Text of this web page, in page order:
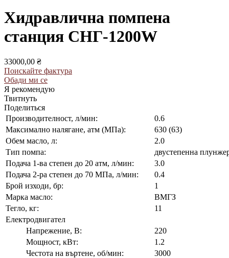
Хидравлична помпена
станция СНГ-1200W
33000,00 ₴
Поискайте фактура
Обади ми се
Я рекомендую
Твитнуть
Поделиться
Производителност, л/мин:
0.6
Максимално налягане, атм (МПа):
630 (63)
Обем масло, л:
2.0
Тип помпа:
двустепенна
Подача 1-ва степен до 20 атм, л/мин:
3.0
Подача 2-ра степен до 70 МПа, л/мин:
0.4
Брой изходи, бр:
1
Марка масло:
ВМГЗ
Тегло, кг:
11
Електродвигател
Напрежение, В:
220
Мощност, кВт:
1.2
Честота на въртене, об/мин:
3000